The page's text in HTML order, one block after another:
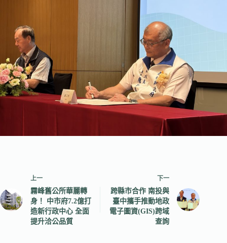
上一
霧峰舊公所華麗轉
身！ 中市府7.2億打
造新行政中心 全面
提升洽公品質
下一
跨縣市合作 南投與
臺中攜手推動地政
電子圖資(GIS)跨域
查詢